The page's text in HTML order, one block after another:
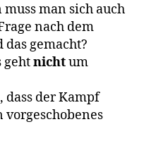
man sich auch
nach dem
gemacht?
gehtnichtum
der Kampf
vorgeschobenes